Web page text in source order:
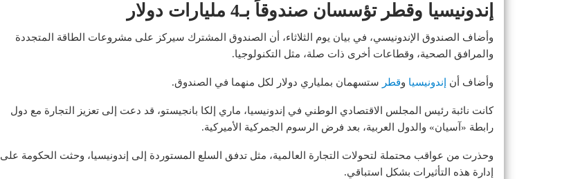
إندونيسيا وقطر تؤسسان صندوقاً بـ4 مليارات دولار
وأضاف الصندوق الإندونيسي، في بيان يوم الثلاثاء، أن الصندوق المشترك سيركز على مشروعات الطاقة المتجددة
والمرافق الصحية، وقطاعات أخرى ذات صلة، مثل التكنولوجيا.
وأضاف أن إندونيسيا وقطر ستسهمان بملياري دولار لكل منهما في الصندوق.
كانت نائبة رئيس المجلس الاقتصادي الوطني في إندونيسيا، ماري إلكا بانجيستو، قد دعت إلى تعزيز التجارة مع دول
رابطة «آسيان» والدول العربية، بعد فرض الرسوم الجمركية الأميركية.
وحذرت من عواقب محتملة لتحولات التجارة العالمية، مثل تدفق السلع المستوردة إلى إندونيسيا، وحثت الحكومة على
إدارة هذه التأثيرات بشكل استباقي.